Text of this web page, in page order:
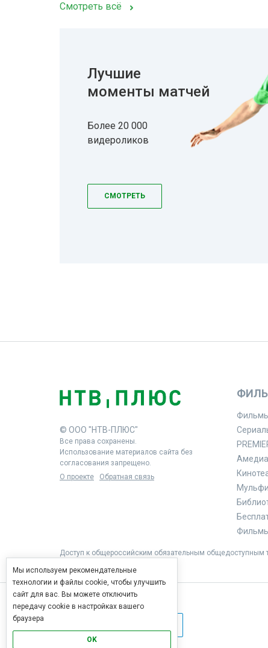
Смотреть всё
Лучшие
моменты матчей
Более 20 000
видероликов
СМОТРЕТЬ
© ООО "НТВ-ПЛЮС"
Все права сохранены.
Использование материалов сайта без
согласования запрещено.
О проекте
Обратная связь
Доступ к общероссийским обязательным общедоступным
Мы используем рекомендательные
технологии и файлы cookie, чтобы улучшить
сайт для вас. Вы можете отключить
передачу cookie в настройках вашего
браузера
OK